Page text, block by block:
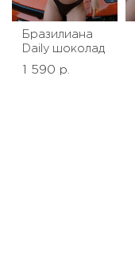
Бразилиана
Daily шоколад
1 590 р.